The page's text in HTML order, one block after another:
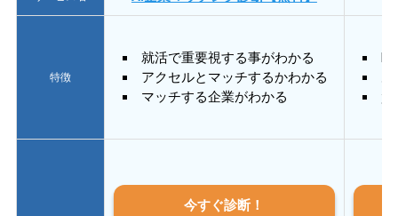
特徴
就活で重要視する事がわかる
アクセルとマッチするかわかる
マッチする企業がわかる
質
今すぐ診断！